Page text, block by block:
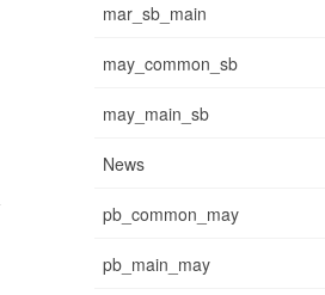
mar_sb_main
may_common_sb
may_main_sb
News
pb_common_may
pb_main_may